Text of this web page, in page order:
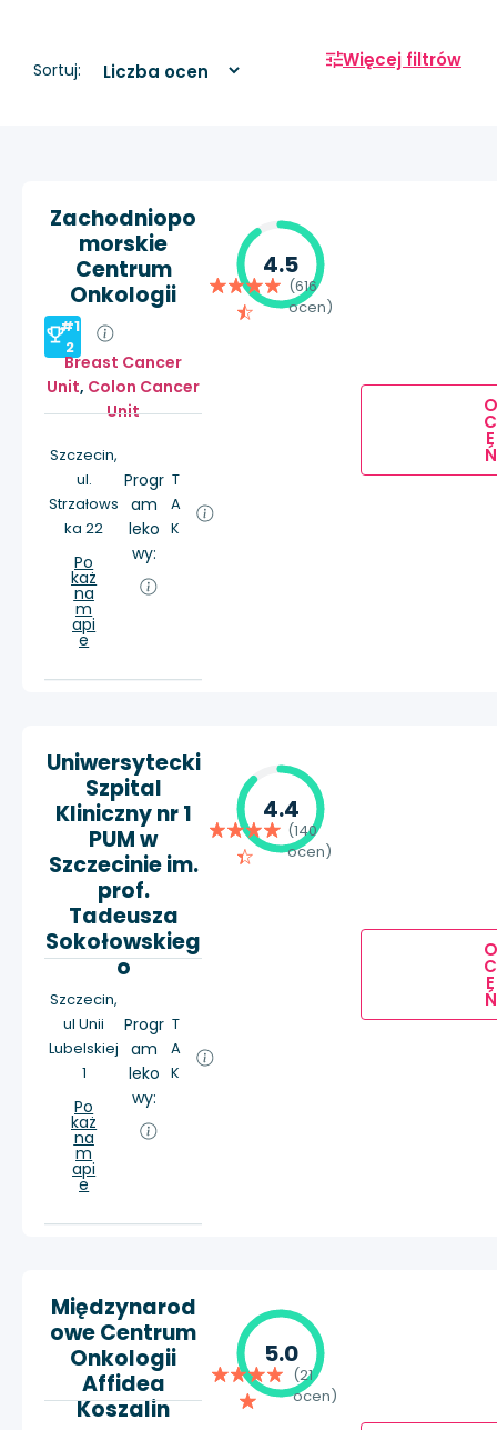
Sortuj: Więcej filtrów
Zachodniopo
morskie
Centrum
Onkologii
#1
2
Breast Cancer
Unit, Colon Cancer
Unit
Szczecin,
ul.
Strzałows
ka 22
Po
każ
na
m
api
e
Progr
am
leko
wy:
T
A
K
4.5
(616
ocen)
O
C
E
Ń
Uniwersytecki
Szpital
Kliniczny nr 1
PUM w
Szczecinie im.
prof.
Tadeusza
Sokołowskieg
o
Szczecin,
ul Unii
Lubelskiej
1
Po
każ
na
m
api
e
Progr
am
leko
wy:
T
A
K
4.4
(140
ocen)
O
C
E
Ń
Międzynarod
owe Centrum
Onkologii
Affidea
Koszalin
5.0
(21
ocen)